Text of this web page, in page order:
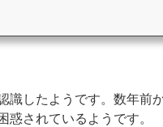
識したようです。数年前
惑されているようです。